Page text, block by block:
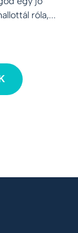
róla,...